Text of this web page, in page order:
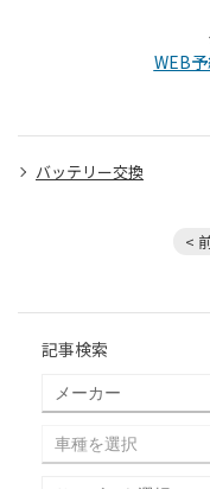
WEB
バッテリー交換
<
記事検索